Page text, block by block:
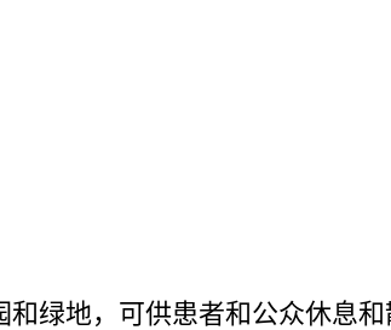
绿地，可供患者和公众休息